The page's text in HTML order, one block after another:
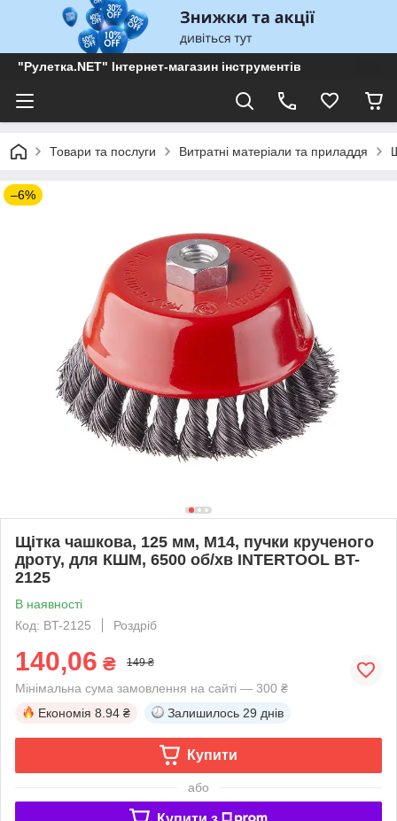
"Рулетка.NET" Інтернет-магазин інструментів
Товари та послуги Витратні матеріали та приладдя
–6%
Щітка чашкова, 125 мм, M14, пучки крученого
дроту, для КШМ, 6500 об/хв INTERTOOL BT-
2125
В наявності
Код: BT-2125
Роздріб
140,06 ₴ 149 ₴
Мінімальна сума замовлення на сайті — 300 ₴
Економія 8.94 ₴ Залишилось 29 днів
Купити
або